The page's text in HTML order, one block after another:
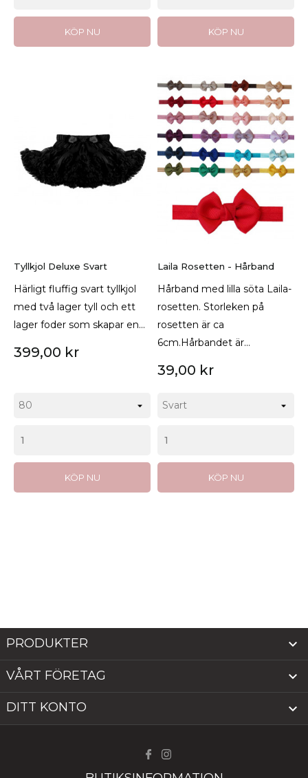
KÖP NU KÖP NU
Tyllkjol Deluxe Svart
Härligt fluffig svart tyllkjol
med två lager tyll och ett
lager foder som skapar en...
399,00 kr
KÖP NU
Laila Rosetten - Hårband
Hårband med lilla söta Laila-
rosetten. Storleken på
rosetten är ca
6cm.Hårbandet är...
39,00 kr
KÖP NU
PRODUKTER 
VÅRT FÖRETAG 
DITT KONTO 